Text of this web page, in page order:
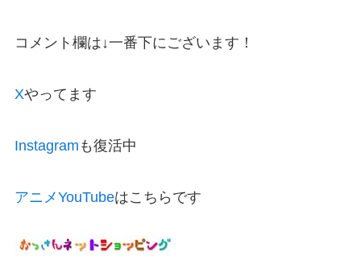
コメント欄は↓一番下にございます！
Xやってます
Instagram も復活中
アニメYouTubeはこちらです